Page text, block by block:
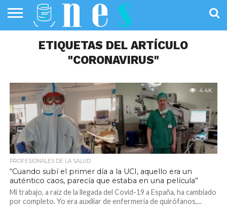
PÚBLICA
SANIDAD
INVESTIGACIÓN
ENTREVISTAS
PROFESIONALES
DE LA SALUD
INFOGRAFÍAS
DE SALUD
OPINIÓNETIQUETAS DEL ARTÍCULO
"CORONAVIRUS"
4.4K
PROFESIONALES DE LA SALUD
“Cuando subí el primer día a la UCI, aquello era un
auténtico caos, parecía que estaba en una película”
Mi trabajo, a raíz de la llegada del Covid-19 a España, ha cambiado
por completo. Yo era auxiliar de enfermería de quirófanos,...